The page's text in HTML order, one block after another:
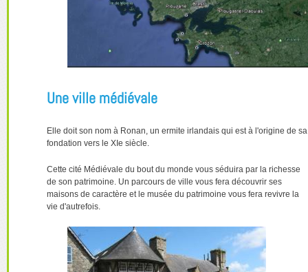
Une ville médiévale
Elle doit son nom à Ronan, un ermite irlandais qui est à l'origine de sa
fondation vers le XIe siècle.
Cette cité Médiévale du bout du monde vous séduira par la richesse
de son patrimoine. Un parcours de ville vous fera découvrir ses
maisons de caractère et le musée du patrimoine vous fera revivre la
vie d'autrefois.